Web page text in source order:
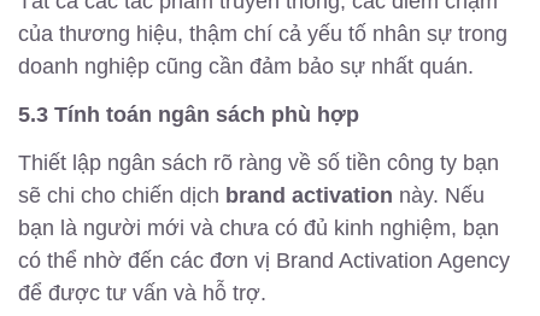
của thương hiệu, thậm chí cả yếu tố nhân sự trong
doanh nghiệp cũng cần đảm bảo sự nhất quán.
5.3 Tính toán ngân sách phù hợp
Thiết lập ngân sách rõ ràng về số tiền công ty bạn
sẽ chi cho chiến dịch brand activation này. Nếu
bạn là người mới và chưa có đủ kinh nghiệm, bạn
có thể nhờ đến các đơn vị Brand Activation Agency
để được tư vấn và hỗ trợ.